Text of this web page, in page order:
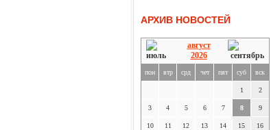
АРХИВ НОВОСТЕЙ
август
2026
пон втр срд чет пят суб вск
1 2
3 4 5 6 7 8 9
10 11 12 13 14 15 16